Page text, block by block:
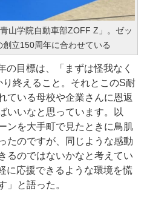
山学院自動車部ZOFF Z」。ゼッ
立150周年に合わせている
目標は、「まずは怪我なく
終えること。それとこのS耐
ている母校や企業さんに恩返
いいなと思っています。以
ンを大手町で見たときに鳥肌
たのですが、同じような感動
るのではないかなと考えてい
に応援できるような環境を慌
」と語った。